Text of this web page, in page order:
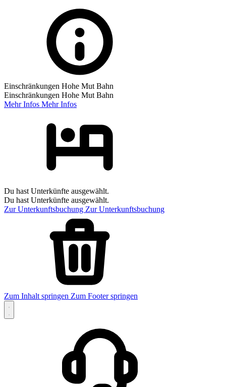
Einschränkungen Hohe Mut Bahn
Einschränkungen Hohe Mut Bahn
Mehr Infos Mehr Infos
Du hast Unterkünfte ausgewählt.
Du hast Unterkünfte ausgewählt.
Zur Unterkunftsbuchung Zur Unterkunftsbuchung
Zum Inhalt springen Zum Footer springen